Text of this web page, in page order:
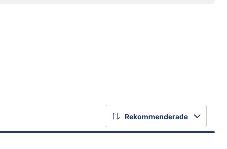
Rekommenderade